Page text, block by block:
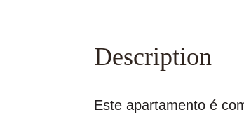
Description
Este apartamento é